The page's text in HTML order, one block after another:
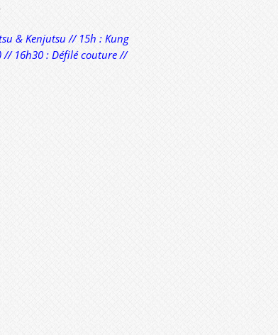
& Kenjutsu // 15h : Kung
// 16h30 : Défilé couture //